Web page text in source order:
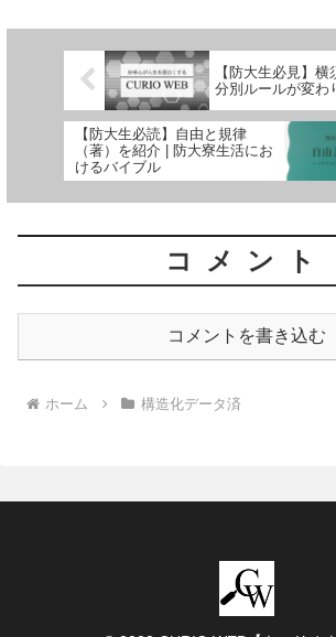
【防大生必見】
分別ルールが変わ
【防大生必読】自由と規律
（著）を紹介 | 防大寮生活にお
けるバイブル
コメント
コメントを書き込む
ホーム 構造化データ済